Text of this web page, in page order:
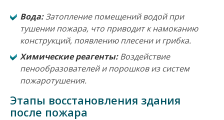
Вода:Затопление помещений водой при
тушении пожара, что приводит к намоканию
конструкций, появлению плесени и грибка.
Химические реагенты:Воздействие
пенообразователей и порошков из систем
пожаротушения.
Этапы восстановления здания
после пожара